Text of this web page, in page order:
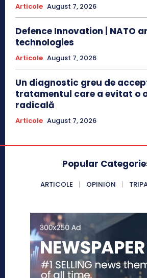
Articole August 7, 2026
Defence Innovation | NATO
technologies
Articole August 7, 2026
Un diagnostic greu de
tratamentul care a evitat o
radicală
Articole August 7, 2026
Popular
ARTICOLE OPINION